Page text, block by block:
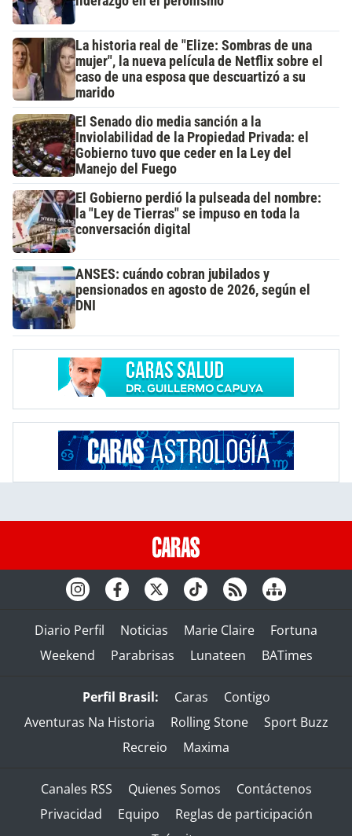
La historia real de "Elize: Sombras de una
mujer", la nueva película de Netflix sobre el
caso de una esposa que descuartizó a su
marido
El Senado dio media sanción a la
Inviolabilidad de la Propiedad Privada: el
Gobierno tuvo que ceder en la Ley del
Manejo del Fuego
El Gobierno perdió la pulseada del nombre:
la "Ley de Tierras" se impuso en toda la
conversación digital
ANSES: cuándo cobran jubilados y
pensionados en agosto de 2026, según el
DNI
Diario Perfil Noticias Marie Claire
Fortuna
Weekend
Parabrisas Lunateen BATimes
Perfil Brasil: Caras
Contigo
Aventuras Na Historia
Rolling Stone
Sport Buzz
Recreio
Maxima
Canales RSS Quienes Somos
Contáctenos
Privacidad
Equipo
Reglas de participación